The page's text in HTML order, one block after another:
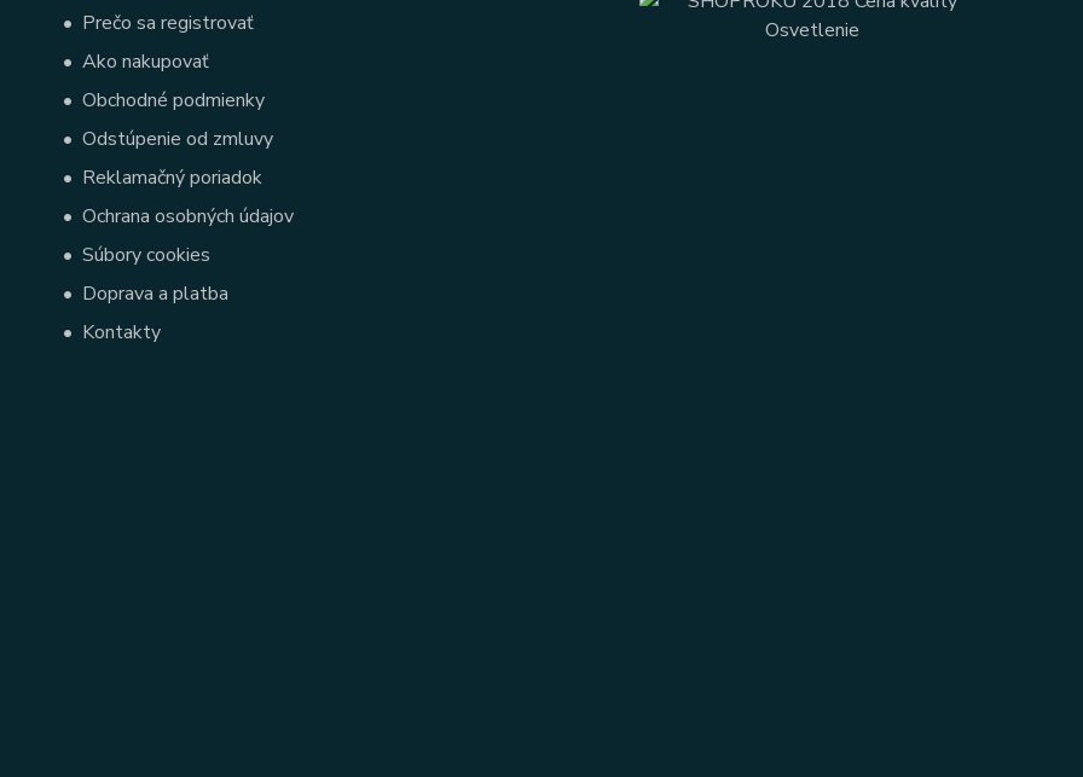
• Prečo sa registrovať
• Ako nakupovať
• Obchodné podmienky
• Odstúpenie od zmluvy
• Reklamačný poriadok
• Ochrana osobných údajov
• Súbory cookies
• Doprava a platba
• Kontakty